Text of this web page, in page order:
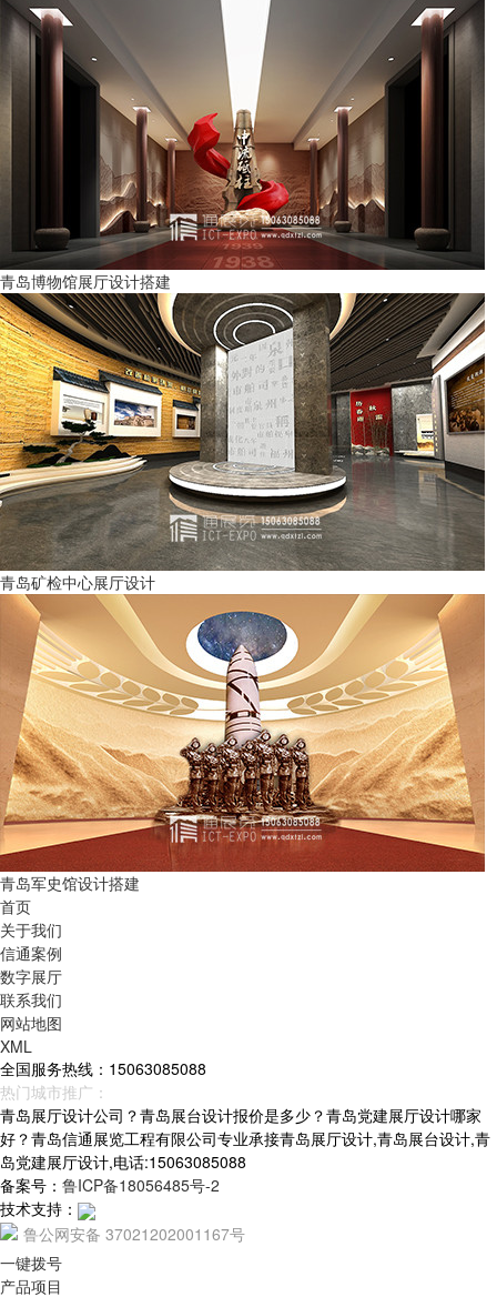
青岛博物馆展厅设计搭建
青岛矿检中心展厅设计
青岛军史馆设计搭建
首页
关于我们
信通案例
数字展厅
联系我们
网站地图
XML
全国服务热线：15063085088
热门城市推广：
青岛展厅设计公司？青岛展台设计报价是多少？青岛党建展厅设计哪家
好？青岛信通展览工程有限公司专业承接青岛展厅设计,青岛展台设计,青
岛党建展厅设计,电话:15063085088
备案号： 鲁ICP备18056485号-2
技术支持：
鲁公网安备 37021202001167号
一键拨号
产品项目